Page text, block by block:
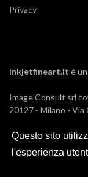
Questo sito
l'esperienza
Privacy
inkjetfineart.it è
Image Consult srl
20127 - Milano - Via
P.IVA e C.F.
REA 1673647
Registro Pile